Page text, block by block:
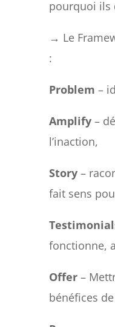
pourquoi ils
→ Le
:
Problem –
Amplify–
l’inaction,
Story–
fait sens
fonctionne,
Offer–
bénéfices